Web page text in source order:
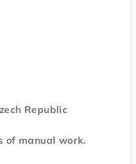
Republic
of manual work.